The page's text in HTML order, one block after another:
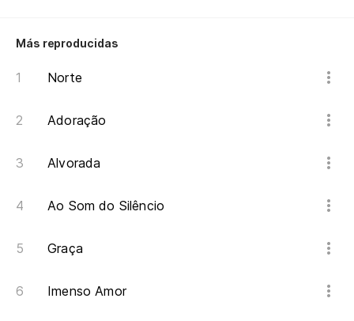
Más reproducidas
Norte
Adoração
Alvorada
Ao Som do Silêncio
Graça
Imenso Amor